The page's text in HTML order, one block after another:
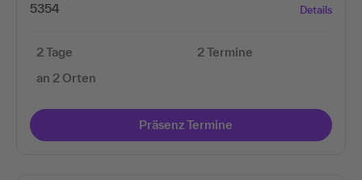
5354
Details
2 Tage
an 2 Orten
2 Termine
Präsenz Termine